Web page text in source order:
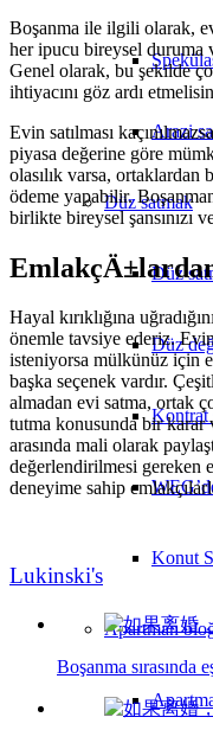
Arazi
Düzsatmak
Düz
Düz
Kontrat
Konut
Apartman
Boşanma ile ilgili olarak,
her ipucu bireysel duruma
Genel olarak, bu şekilde
ihtiyacını göz ardı
Evin satılması
piyasa değerine göre
olasılık varsa,
ödeme yapabilir.
birlikte bireysel şansınızı
Hayal kırıklığına
önemle tavsiye ederiz. Evin
isteniyorsa mülkünüz için
başka seçenek vardır.
almadan evi satma, ortak
tutma konusunda bir karar
arasında mali olarak
değerlendirilmesi gereken
deneyime sahip
Lukinski's
Boşanma sırasında